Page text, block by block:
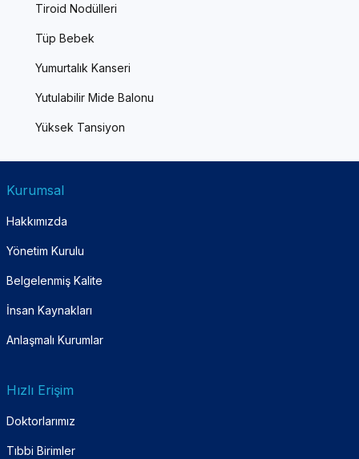
Tiroid Nodülleri
Tüp Bebek
Yumurtalık Kanseri
Yutulabilir Mide Balonu
Yüksek Tansiyon
Kurumsal
Hakkımızda
Yönetim Kurulu
Belgelenmiş Kalite
İnsan Kaynakları
Anlaşmalı Kurumlar
Hızlı Erişim
Doktorlarımız
Tıbbi Birimler